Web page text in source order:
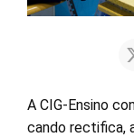
A CIG-Ensino
cando rectifica,